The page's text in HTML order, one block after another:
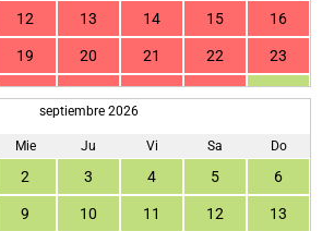
12 13 14 15 16
19 20 21 22 23
26 27 28 29 30
septiembre 2026
Mie Ju Vi Sa Do
2 3 4 5 6
9 10 11 12 13